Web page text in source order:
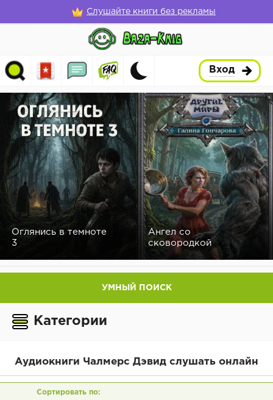
Слушайте книги без рекламы
Вход
Оглянись в темноте
3
Ангел со
сковородкой
УМНЫЙ ПОИСК
Категории
Аудиокниги Чалмерс Дэвид слушать онлайн